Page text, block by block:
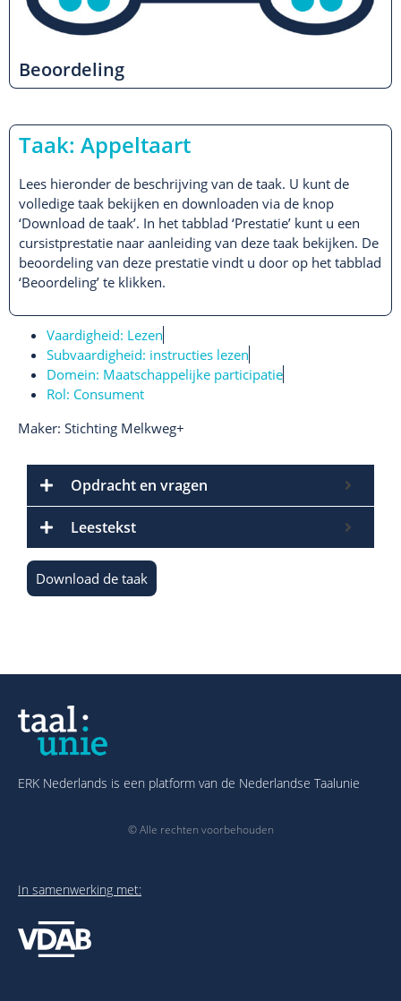
Beoordeling
Taak: Appeltaart
Lees hieronder de beschrijving van de taak. U kunt de
volledige taak bekijken en downloaden via de knop
‘Download de taak’. In het tabblad ‘Prestatie’ kunt u een
cursistprestatie naar aanleiding van deze taak bekijken. De
beoordeling van deze prestatie vindt u door op het tabblad
‘Beoordeling’ te klikken.
Vaardigheid: Lezen
Subvaardigheid: instructies lezen
Domein: Maatschappelijke participatie
Rol: Consument
Maker: Stichting Melkweg+
Opdracht en vragen
Leestekst
Download de taak
ERK Nederlands is een platform van de Nederlandse Taalunie
© Alle rechten voorbehouden
In samenwerking met: